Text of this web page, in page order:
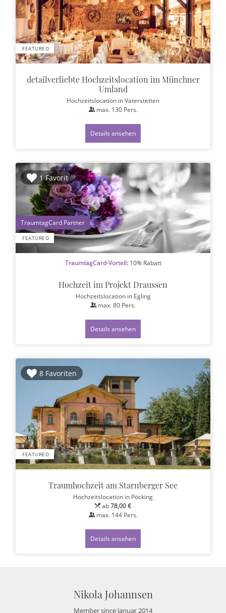
FEATURED
detailverliebte Hochzeitslocation im Münchner
Umland
Hochzeitslocation in Vaterstetten
max. 130Pers.
Details ansehen
1 Favorit
FEATURED
1
TraumtagCard-Vorteil:10% Rabatt
Hochzeit im Projekt Draussen
Hochzeitslocation in Egling
max.80 Pers.
Details ansehen
8 Favoriten
FEATURED
Traumhochzeit am Starnberger See
Hochzeitslocation in Pöcking
ab78,00 €
max. 144Pers.
Details ansehen
Nikola Johannsen
Member since Januar 2014